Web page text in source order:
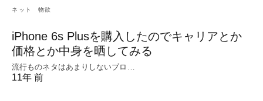
ネット 物欲
iPhone 6s Plusを購入したのでキャリアとか
価格とか中身を晒してみる
流行ものネタはあまりしないブロ…
11年 前